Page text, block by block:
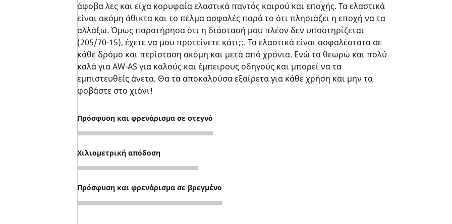
άφοβα λες και είχα κορυφαία ελαστικά παντός καιρού και εποχής. Τα ελαστικά
είναι ακόμη άθικτα και το πέλμα ασφαλές παρά το ότι πλησιάζει η εποχή να τα
αλλάξω. Όμως παρατήρησα ότι η διάστασή μου πλέον δεν υποστηρίζεται
(205/70-15), έχετε να μου προτείνετε κάτι;:. Τα ελαστικά είναι ασφαλέστατα σε
κάθε δρόμο και περίσταση ακόμη και μετά από χρόνια. Ενώ τα θεωρώ και πολύ
καλά για AW-AS για καλούς και έμπειρους οδηγούς και μπορεί να τα
εμπιστευθείς άνετα. Θα τα αποκαλούσα εξαίρετα για κάθε χρήση και μην τα
φοβάστε στο χιόνι!
Πρόσφυση και φρενάρισμα σε στεγνό
5
Χιλιομετρική απόδοση
5
Πρόσφυση και φρενάρισμα σε βρεγμένο
5